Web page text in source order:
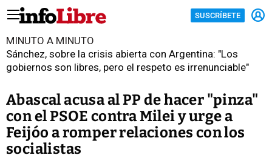
SUSCRÍBETE
MINUTO A MINUTO
Sánchez, sobre la crisis abierta con Argentina: "Los
gobiernos son libres, pero el respeto es irrenunciable"
Abascal acusa al PP de hacer "pinza"
con el PSOE contra Milei y urge a
Feijóo a romper relaciones con los
socialistas